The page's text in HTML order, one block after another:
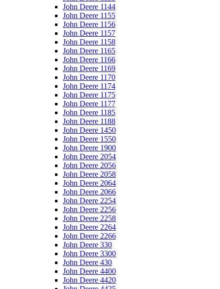
John Deere 1144
John Deere 1155
John Deere 1156
John Deere 1157
John Deere 1158
John Deere 1165
John Deere 1166
John Deere 1169
John Deere 1170
John Deere 1174
John Deere 1175
John Deere 1177
John Deere 1185
John Deere 1188
John Deere 1450
John Deere 1550
John Deere 1900
John Deere 2054
John Deere 2056
John Deere 2058
John Deere 2064
John Deere 2066
John Deere 2254
John Deere 2256
John Deere 2258
John Deere 2264
John Deere 2266
John Deere 330
John Deere 3300
John Deere 430
John Deere 4400
John Deere 4420